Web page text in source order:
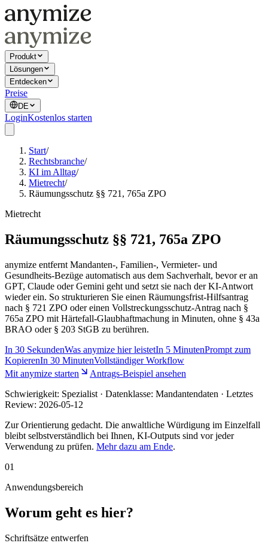
Produkt
Lösungen
Entdecken
Preise
DE
LoginKostenlos starten
Start/
Rechtsbranche/
KI im Alltag/
Mietrecht/
Räumungsschutz §§ 721, 765a ZPO
Mietrecht
Räumungsschutz §§ 721, 765a ZPO
anymize entfernt Mandanten-, Familien-, Vermieter- und
Gesundheits-Bezüge automatisch aus dem Sachverhalt, bevor er an
GPT, Claude oder Gemini geht und setzt sie nach der KI-Antwort
wieder ein. So strukturieren Sie einen Räumungsfrist-Hilfsantrag
nach § 721 ZPO oder einen Vollstreckungsschutz-Antrag nach §
765a ZPO mit Härtefall-Glaubhaftmachung in Minuten, ohne § 43a
BRAO oder § 203 StGB zu berühren.
In 30 SekundenWas anymize hier leistetIn 5 MinutenPrompt zum
KopierenIn 30 MinutenVollständiger Workflow
Mit anymize starten
Antrags-Beispiel ansehen
Schwierigkeit: Spezialist · Datenklasse: Mandantendaten · Letztes
Review: 2026-05-12
Zur Orientierung gedacht. Die anwaltliche Würdigung im Einzelfall
bleibt selbstverständlich bei Ihnen, KI-Outputs sind vor jeder
Verwendung zu prüfen. Mehr dazu am Ende.
01
Anwendungsbereich
Worum geht es hier?
Schriftsätze entwerfen